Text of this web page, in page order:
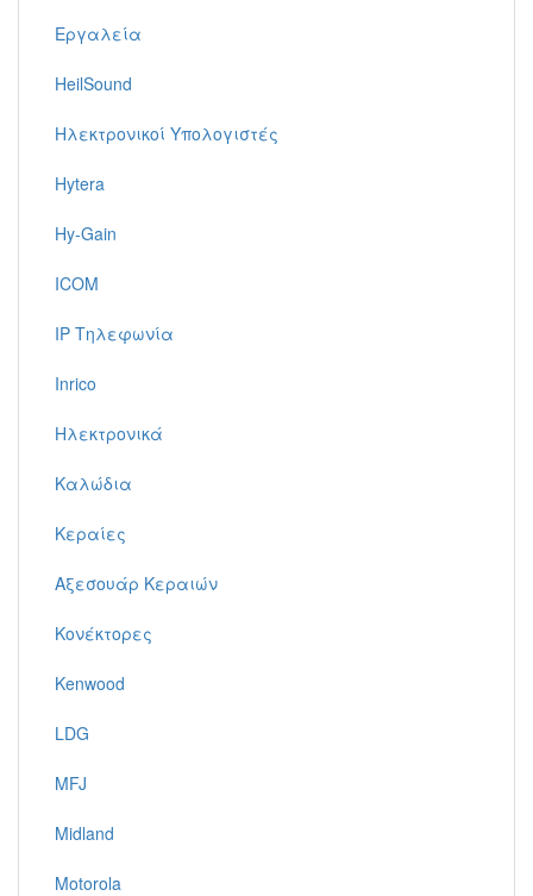
Εργαλεία
HeilSound
Ηλεκτρονικοί Υπολογιστές
Hytera
Hy-Gain
ICOM
IP Τηλεφωνία
Inrico
Ηλεκτρονικά
Καλώδια
Κεραίες
Αξεσουάρ Κεραιών
Κονέκτορες
Kenwood
LDG
MFJ
Midland
Motorola